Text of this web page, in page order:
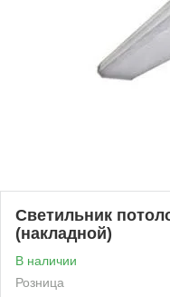
Светильник
(накладной)
В наличии
Розница